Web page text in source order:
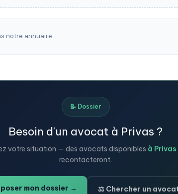
notre annuaire
📝 Dossier
Besoin d'un avocat à Privas ?
votre situation — des avocats disponibles à Privas
recontacteront.
mon dossier → ⚖️ Chercher un